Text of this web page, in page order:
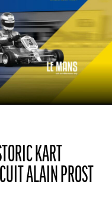
KART
ALAIN PROST